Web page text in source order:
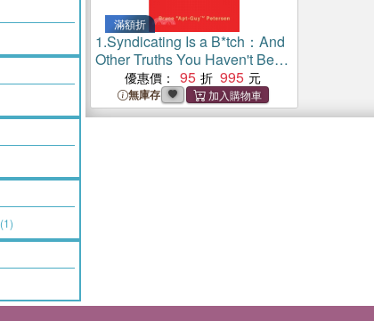
(1)
滿額折
1.Syndicating Is a B*tch：And
Other Truths You Haven't Been
優惠價： 95 995
無庫存